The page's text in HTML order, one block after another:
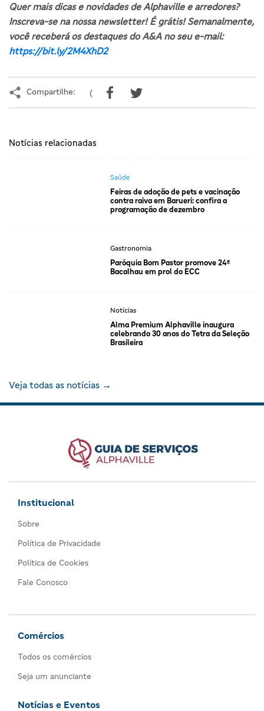
Quer mais dicas e novidades de Alphaville e arredores?
Inscreva-se na nossa newsletter! É grátis! Semanalmente,
você receberá os destaques do A&A no seu e-mail:
https://bit.ly/2M4XhD2
Compartilhe: (
Notícias relacionadas
Saúde
Feiras de adoção de pets e vacinação
contra raiva em Barueri: confira a
programação de dezembro
Gastronomia
Paróquia Bom Pastor promove 24º
Bacalhau em prol do ECC
Notícias
Alma Premium Alphaville inaugura
celebrando 30 anos do Tetra da Seleção
Brasileira
Veja todas as notícias →
Institucional
Sobre
Política de Privacidade
Política de Cookies
Fale Conosco
Comércios
Todos os comércios
Seja um anunciante
Notícias e Eventos